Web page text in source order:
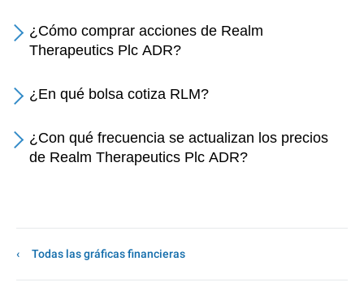
¿Cómo comprar acciones de Realm
Therapeutics Plc ADR?
¿En qué bolsa cotiza RLM?
¿Con qué frecuencia se actualizan los precios
de Realm Therapeutics Plc ADR?
Todas las gráficas financieras